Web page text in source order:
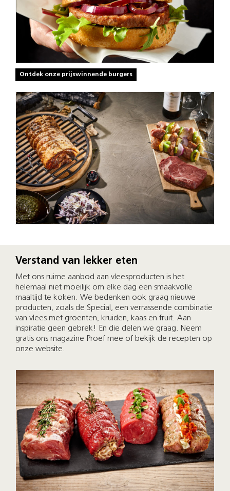
Ontdek onze prijswinnende burgers
Verstand van lekker eten
Met ons ruime aanbod aan vleesproducten is het
helemaal niet moeilijk om elke dag een smaakvolle
maaltijd te koken. We bedenken ook graag nieuwe
producten, zoals de Special, een verrassende combinatie
van vlees met groenten, kruiden, kaas en fruit. Aan
inspiratie geen gebrek! En die delen we graag. Neem
gratis ons magazine Proef mee of bekijk de recepten op
onze website.